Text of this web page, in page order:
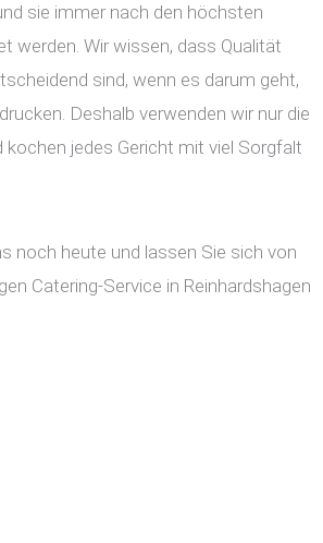
sie immer nach den höchsten
werden. Wir wissen, dass Qualität
sind, wenn es darum geht,
Deshalb verwenden wir nur die
jedes Gericht mit viel Sorgfalt
noch heute und lassen Sie sich von
Catering-Service in Reinhardshagen